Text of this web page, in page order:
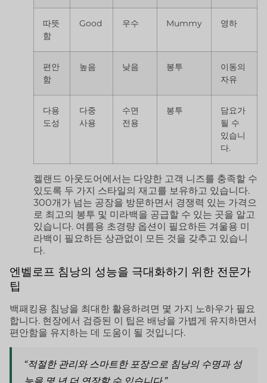
따뜻
함
Good 우수 Mummy 영하
편안
함
높음 낮음 봉투
이동의
자유
다용
도성
다중
사용
수면
전용
봉투
담요가
될 수
있습니
다.
켈랜드 아웃도어에서는 다양한 고객 니즈를 충족할 수
있도록 두 가지 스타일의 재고를 보유하고 있습니다.
300개가 넘는 공장을 방문하면서 경쟁력 있는 가격으
로 최고의 봉투 및 미라백을 공급할 수 있는 곳을 알고
있습니다. 여름용 초경량 옵션이 필요하든 겨울용 미
라백이 필요하든 상관없이 모든 것을 갖추고 있습니
다.
엔벨로프 침낭의 성능을 극대화하기 위한 전문가
팁
백패킹용 침낭을 최대한 활용하려면 몇 가지 노하우가 필요
합니다. 현장에서 검증된 이 팁은 배낭을 가볍게 유지하면서
편안함을 유지하는 데 도움이 될 것입니다.
“적절한 관리와 스마트한 포장으로 침낭의 수명과 성